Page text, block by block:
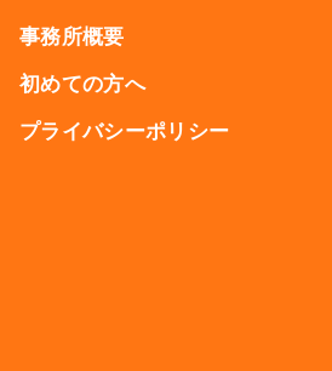
事務所概要
初めての方へ
プライバシーポリシー